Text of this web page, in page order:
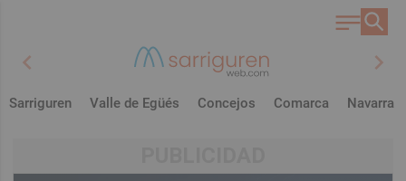
chevron_left chevron_right
Sarriguren Valle de Egüés Concejos Comarca Navarra